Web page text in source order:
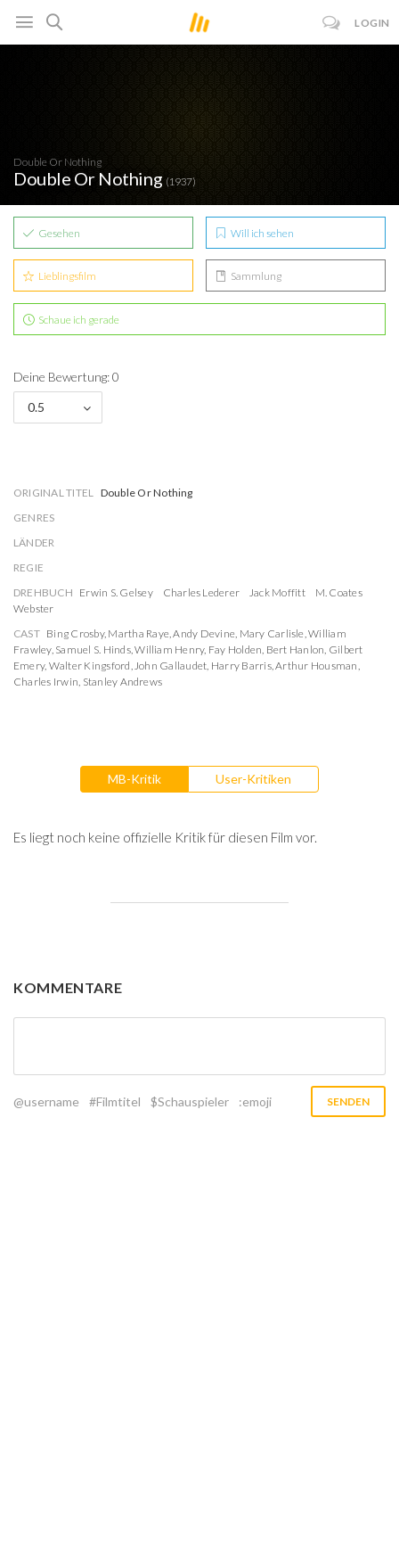
LOGIN
Double Or Nothing
Double Or Nothing (1937)
Gesehen Will ich sehen
Lieblingsfilm Sammlung
Schaue ich gerade
Deine Bewertung: 0
0.5
ORIGINAL TITEL Double Or Nothing
GENRES
LÄNDER
REGIE
DREHBUCH Erwin S. Gelsey Charles Lederer Jack Moffitt
M. Coates
Webster
CAST Bing Crosby, Martha Raye,Andy Devine, Mary Carlisle,William
Frawley, Samuel S. Hinds,William Henry, Fay Holden, Bert Hanlon, Gilbert
Emery, Walter Kingsford,John Gallaudet, Harry Barris,Arthur Housman,
Charles Irwin, Stanley Andrews
MB-Kritik User-Kritiken
Es liegt noch keine offizielle Kritik für diesen Film vor.
KOMMENTARE
@username #Filmtitel $Schauspieler :emoji